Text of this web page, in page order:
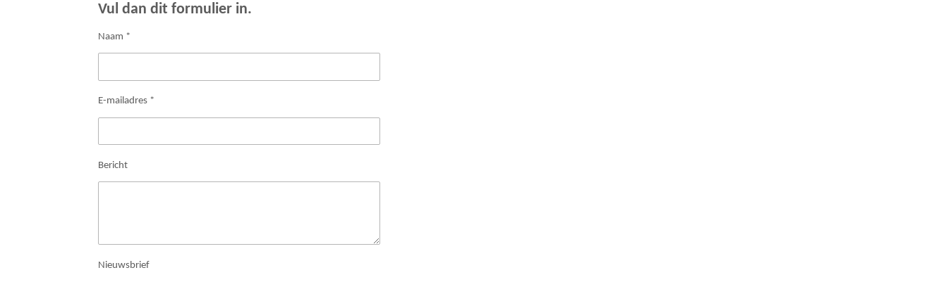
Vul dan dit formulier in.
Naam *
E-mailadres *
Bericht
Nieuwsbrief